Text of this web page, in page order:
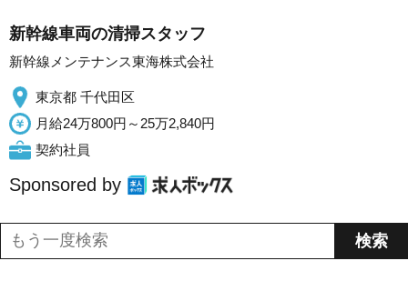
新幹線車両の清掃スタッフ
新幹線メンテナンス東海株式会社
東京都 千代田区
月給24万800円～25万2,840円
契約社員
Sponsored by